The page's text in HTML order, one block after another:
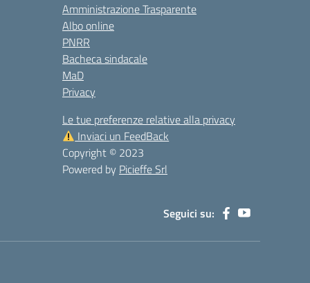
Amministrazione Trasparente
Albo online
PNRR
Bacheca sindacale
MaD
Privacy
Le tue preferenze relative alla privacy
Inviaci un FeedBack
Copyright © 2023
Powered by Picieffe Srl
Seguici su: